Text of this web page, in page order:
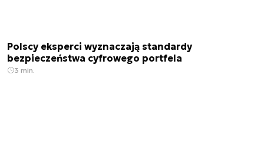
Polscy eksperci wyznaczają standardy
bezpieczeństwa cyfrowego portfela
3 min.